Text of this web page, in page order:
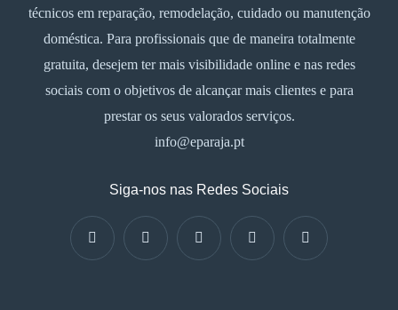
técnicos em reparação, remodelação, cuidado ou manutenção
doméstica. Para profissionais que de maneira totalmente
gratuita, desejem ter mais visibilidade online e nas redes
sociais com o objetivos de alcançar mais clientes e para
prestar os seus valorados serviços.
info@eparaja.pt
Siga-nos nas Redes Sociais